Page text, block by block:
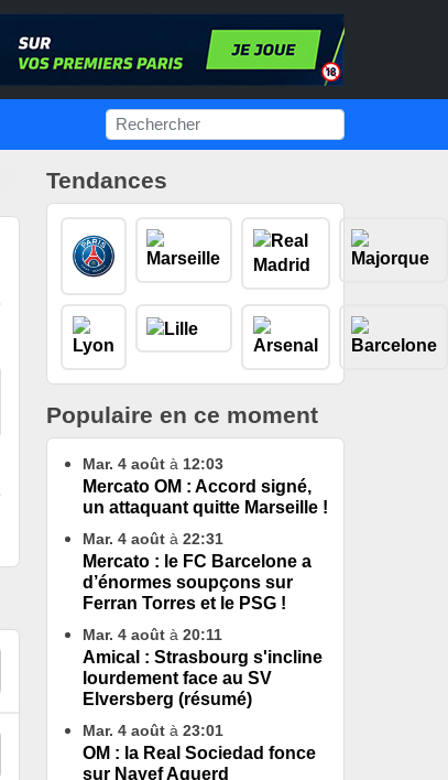
Tendances
Populaire en ce moment
Mar. 4 août à 12:03
Mercato OM : Accord signé,
un attaquant quitte Marseille !
Mar. 4 août à 22:31
Mercato : le FC Barcelone a
d’énormes soupçons sur
Ferran Torres et le PSG !
Mar. 4 août à 20:11
Amical : Strasbourg s'incline
lourdement face au SV
Elversberg (résumé)
Mar. 4 août à 23:01
OM : la Real Sociedad fonce
sur Nayef Aguerd